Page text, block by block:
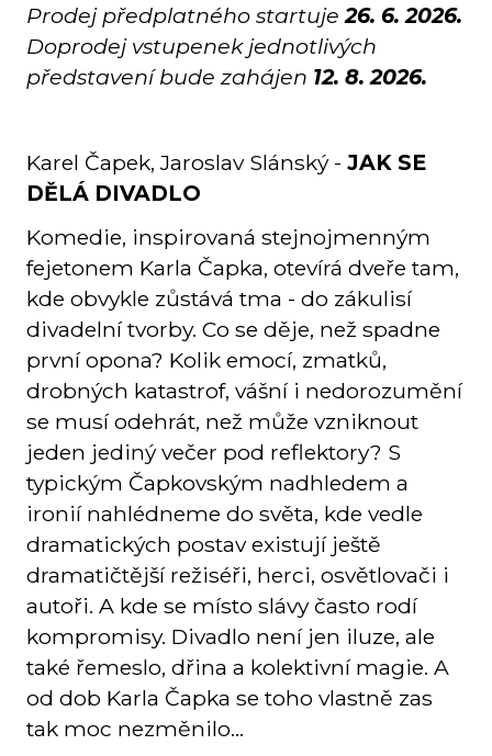
Prodej předplatného startuje26. 6. 2026.
Doprodej vstupenek jednotlivých
představení bude zahájen 12. 8. 2026.
Karel Čapek, Jaroslav Slánský - JAK SE
DĚLÁ DIVADLO
Komedie, inspirovaná stejnojmenným
fejetonem Karla Čapka, otevírá dveře tam,
kde obvykle zůstává tma - do zákulisí
divadelní tvorby. Co se děje, než spadne
první opona? Kolik emocí, zmatků,
drobných katastrof, vášní i nedorozumění
se musí odehrát, než může vzniknout
jeden jediný večer pod reflektory? S
typickým Čapkovským nadhledem a
ironií nahlédneme do světa, kde vedle
dramatických postav existují ještě
dramatičtější režiséři, herci, osvětlovači i
autoři. A kde se místo slávy často rodí
kompromisy. Divadlo není jen iluze, ale
také řemeslo, dřina a kolektivní magie. A
od dob Karla Čapka se toho vlastně zas
tak moc nezměnilo...